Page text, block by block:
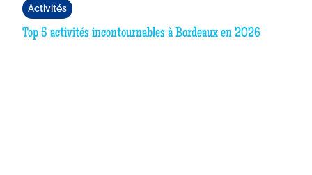
Activités
Top 5 activités incontournables à Bordeaux en 2026